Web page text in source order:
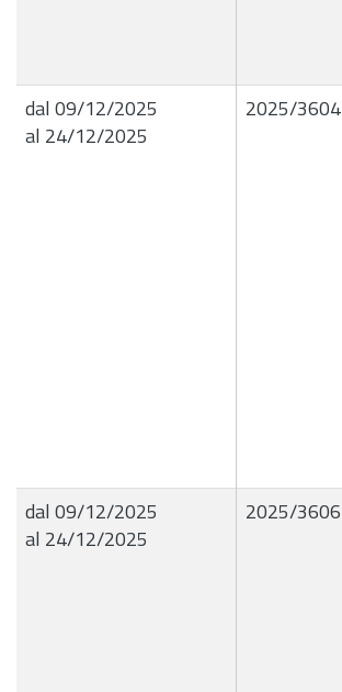
dal 09/12/2025
al 24/12/2025
2025/3604
dal 09/12/2025
al 24/12/2025
2025/3606